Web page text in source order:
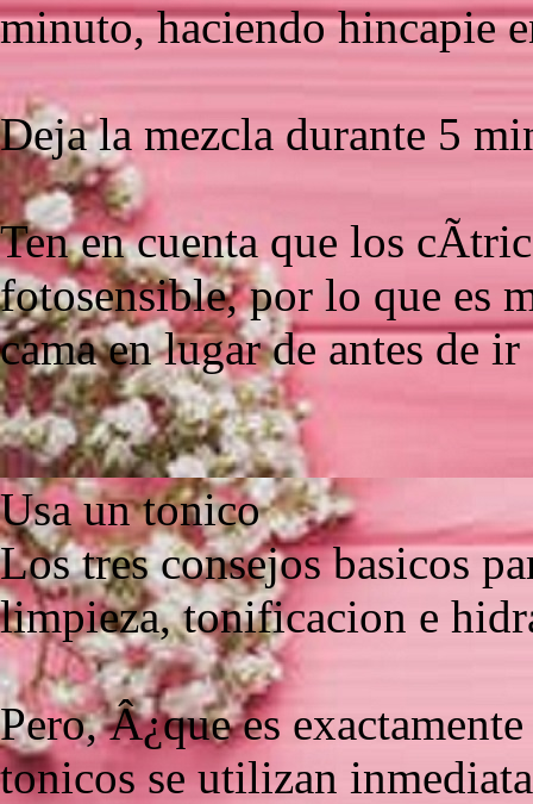
minuto, haciendo hincapie
Deja la mezcla durante 5
Ten en cuenta que los
fotosensible, por lo que es
cama en lugar de antes de
Usa un tonico
Los tres consejos basicos
limpieza, tonificacion e
Pero, Â¿que es
tonicos se utilizan